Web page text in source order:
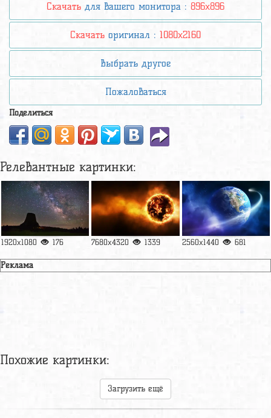
Скачать для вашего монитора : 896x896
Скачать оригинал : 1080x2160
Выбрать другое
Пожаловаться
Поделиться
Релевантные картинки:
1920x1080 176 7680x4320 1339 2560x1440 681
Реклама
Похожие картинки:
Загрузить ещё